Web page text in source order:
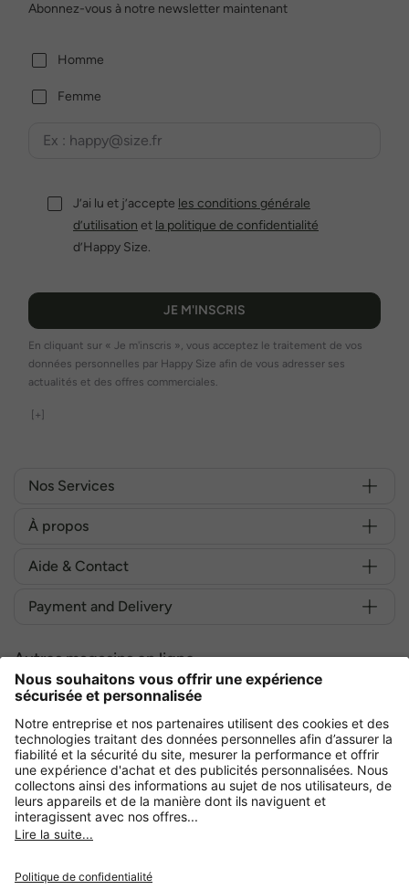
Abonnez-vous à notre newsletter maintenant
Homme
Femme
J’ai lu et j’accepte les conditions générale
d’utilisation et la politique de confidentialité
d’Happy Size.
JE M'INSCRIS
En cliquant sur « Je m'inscris », vous acceptez le traitement de vos
données personnelles par Happy Size afin de vous adresser ses
actualités et des offres commerciales.
[+]
Nos Services
À propos
Aide & Contact
Payment and Delivery
Autres magasins en ligne
France
Achetez en toute sécurité avec :